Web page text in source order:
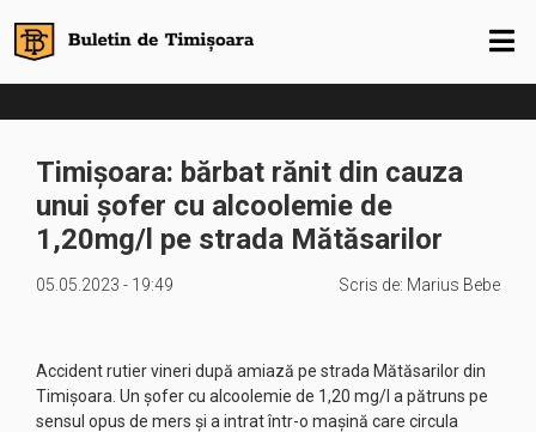
Timișoara: bărbat rănit din cauza
unui șofer cu alcoolemie de
1,20mg/l pe strada Mătăsarilor
05.05.2023 - 19:49 Scris de: Marius Bebe
Accident rutier vineri după amiază pe strada Mătăsarilor din
Timișoara. Un șofer cu alcoolemie de 1,20 mg/l a pătruns pe
sensul opus de mers și a intrat într-o mașină care circula